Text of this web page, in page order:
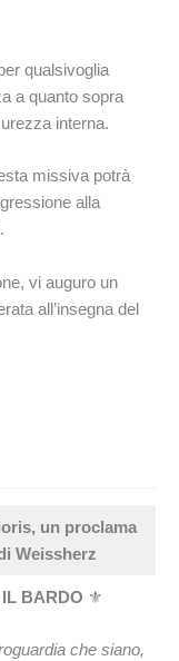
qualsivoglia
a quanto sopra
interna.
missiva potrà
alla
vi auguro un
all’insegna del
un proclama
Weissherz
BARDO ⚜
che siano,